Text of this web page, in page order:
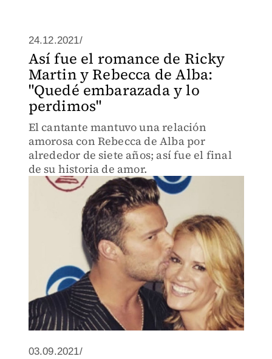
24.12.2021/
Así fue el romance de Ricky
Martin y Rebecca de Alba:
"Quedé embarazada y lo
perdimos"
El cantante mantuvo una relación
amorosa con Rebecca de Alba por
alrededor de siete años; así fue el final
de su historia de amor.
03.09.2021/